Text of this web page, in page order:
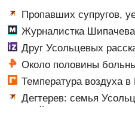
Пропавших супругов,
природу, нашли
автомобиля
Журналистка Шипачева
колонии за госизмену
Друг Усольцевых
аудиосообщения от
Около половины
и года после постановки
Температура воздуха
градусов
Дегтерев: семья
Эпштейном и ЦРУ